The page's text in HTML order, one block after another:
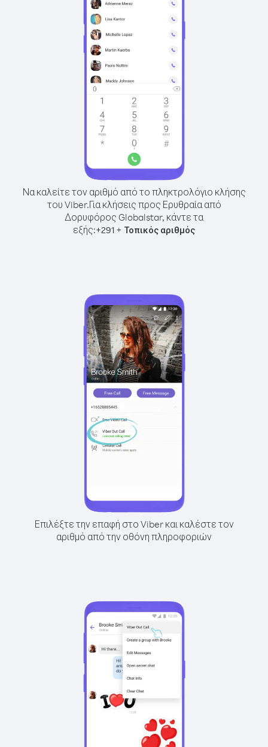
Να καλείτε τον αριθμό από το πληκτρολόγιο κλήσης
του Viber.Για κλήσεις προς Ερυθραία από
Δορυφόρος Globalstar, κάντε τα
εξής:+291 + Τοπικός αριθμός
Επιλέξτε την επαφή στο Viber και καλέστε τον
αριθμό από την οθόνη πληροφοριών